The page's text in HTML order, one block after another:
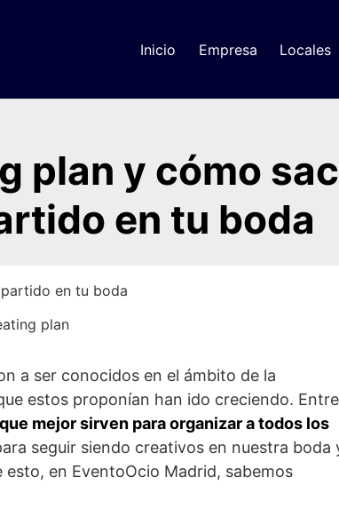
Inicio Empresa Locales
plan y cómo
en tu boda
en tu boda
a ser conocidos en el ámbito de la
estos proponían han ido creciendo. Entre
mejor sirven para organizar a todos los
seguir siendo creativos en nuestra boda
en EventoOcio Madrid, sabemos